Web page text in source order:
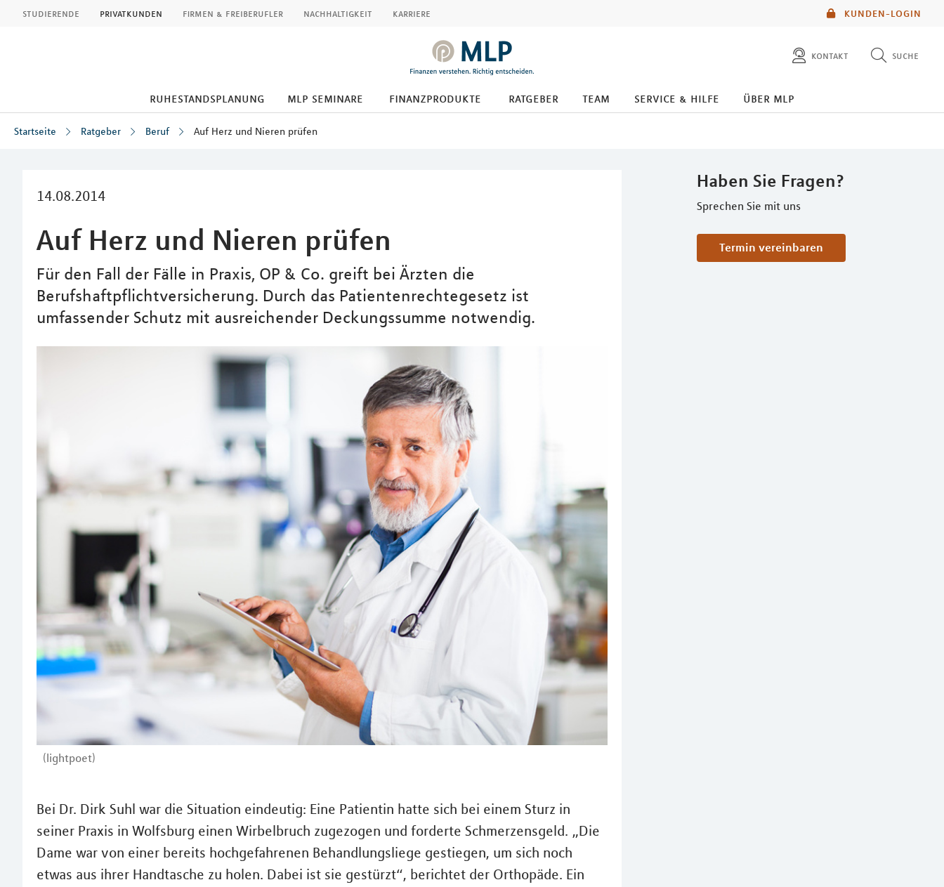
KUNDEN-LOGIN
studierende privatkunden firmen & freiberufler nachhaltigkeit karriere
kontakt suche
diese website durchsuchen
ruhestandsplanung mlp seminare finanzprodukte ratgeber team service & hilfe über mlp
Startseite Ratgeber Beruf Auf Herz und Nieren prüfen
14.08.2014
Auf Herz und Nieren prüfen
Für den Fall der Fälle in Praxis, OP & Co. greift bei Ärzten die
Berufshaftpflichtversicherung. Durch das Patientenrechtegesetz ist
umfassender Schutz mit ausreichender Deckungssumme notwendig.
(lightpoet)
Haben Sie Fragen?
Sprechen Sie mit uns
Termin vereinbaren
Bei Dr. Dirk Suhl war die Situation eindeutig: Eine Patientin hatte sich bei einem Sturz in
seiner Praxis in Wolfsburg einen Wirbelbruch zugezogen und forderte Schmerzensgeld. „Die
Dame war von einer bereits hochgefahrenen Behandlungsliege gestiegen, um sich noch
etwas aus ihrer Handtasche zu holen. Dabei ist sie gestürzt“, berichtet der Orthopäde. Ein